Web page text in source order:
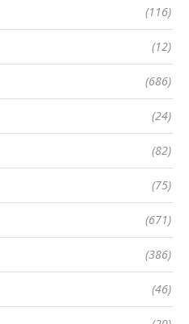
(116)
(12)
(686)
(24)
(82)
(75)
(671)
(386)
(46)